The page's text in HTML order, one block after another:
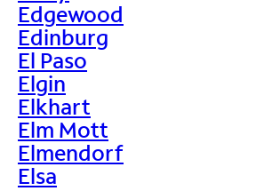
Edgewood
Edinburg
El Paso
Elgin
Elkhart
Elm Mott
Elmendorf
Elsa